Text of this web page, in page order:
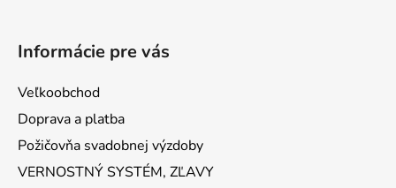
Informácie pre vás
Veľkoobchod
Doprava a platba
Požičovňa svadobnej výzdoby
VERNOSTNÝ SYSTÉM, ZĽAVY